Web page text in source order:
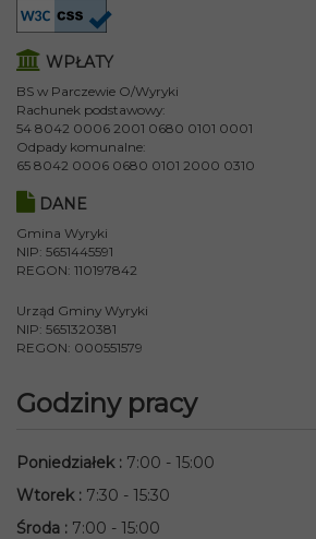
WPŁATY
BS w Parczewie O/Wyryki
Rachunek podstawowy:
54 8042 0006 2001 0680 0101 0001
Odpady komunalne:
65 8042 0006 0680 0101 2000 0310
DANE
Gmina Wyryki
NIP: 5651445591
REGON: 110197842
Urząd Gminy Wyryki
NIP: 5651320381
REGON: 000551579
Godziny pracy
Poniedziałek: 7:00 - 15:00
Wtorek: 7:30 - 15:30
Środa : 7:00 - 15:00